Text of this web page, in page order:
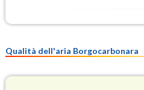
Qualità dell'aria Borgocarbonara